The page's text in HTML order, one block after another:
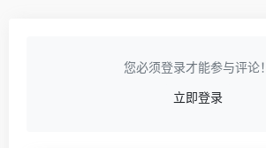
您必须登录才能参与评论！
立即登录